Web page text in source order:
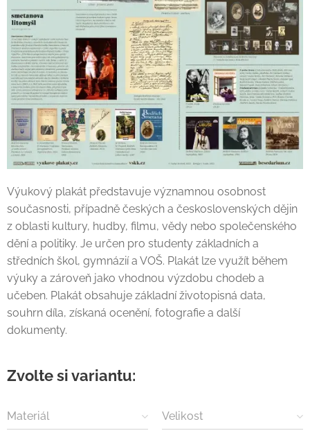
Výukový plakát představuje významnou osobnost
současnosti, případně českých a československých dějin
z oblasti kultury, hudby, filmu, vědy nebo společenského
dění a politiky. Je určen pro studenty základních a
středních škol, gymnázií a VOŠ. Plakát lze využít během
výuky a zároveň jako vhodnou výzdobu chodeb a
učeben. Plakát obsahuje základní životopisná data,
souhrn díla, získaná ocenění, fotografie a další
dokumenty.
Zvolte si variantu:
Materiál Velikost